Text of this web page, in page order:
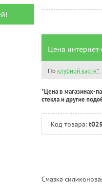
Цена
По клубной карте*:
*Цена в магазинах-
стекла и другие
Код товара: t025
Смазка